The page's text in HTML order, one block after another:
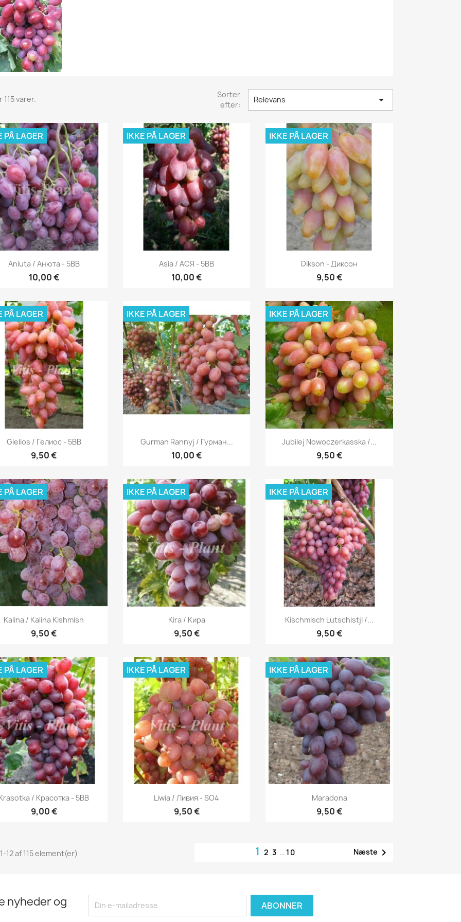
115 varer.
Sorter
efter:
Relevans 
 Vis her
Aniuta / Анюта - 5BB
10,00 €
PÅ LAGER
 Vis her
Asia / АСЯ - 5BB
10,00 €
IKKE PÅ LAGER
Vis her
Dikson - Диксон
9,50 €
IKKE PÅ LAGER
 Vis her
Gielios / Гелиос - 5BB
9,50 €
PÅ LAGER
Vis her
Gurman Rannyj / Гурман...
10,00 €
IKKE PÅ LAGER
Vis her
Jubilej Nowoczerkasska /...
9,50 €
IKKE PÅ LAGER
Vis her
Kalina / Kalina Kishmish
9,50 €
PÅ LAGER
Vis her
Kira / Кира
9,50 €
IKKE PÅ LAGER
Vis her
Kischmisch Lutschistji /...
9,50 €
IKKE PÅ LAGER
 Vis her
/ Красотка - 5BB
9,00 €
PÅ LAGER
Vis her
Liwia / Ливия - SO4
9,50 €
IKKE PÅ LAGER
Vis her
Maradona
9,50 €
IKKE PÅ LAGER
12 af 115 element(er) 1 2 3 … 10 Næste 
nyheder og